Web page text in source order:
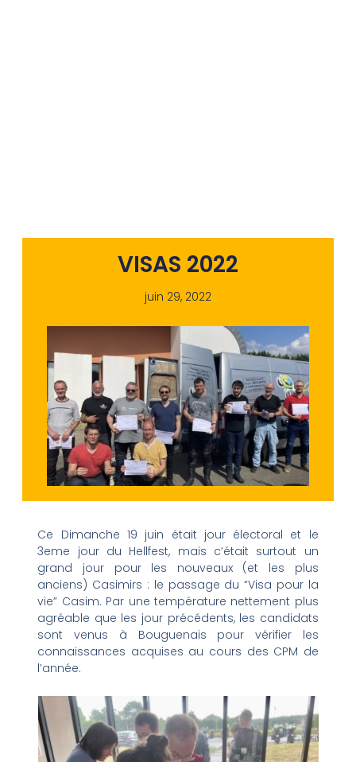
VISAS 2022
juin 29, 2022
Ce Dimanche 19 juin était jour électoral et le
3eme jour du Hellfest, mais c’était surtout un
grand jour pour les nouveaux (et les plus
anciens) Casimirs : le passage du “Visa pour la
vie” Casim. Par une température nettement plus
agréable que les jour précédents, les candidats
sont venus à Bouguenais pour vérifier les
connaissances acquises au cours des CPM de
l’année.